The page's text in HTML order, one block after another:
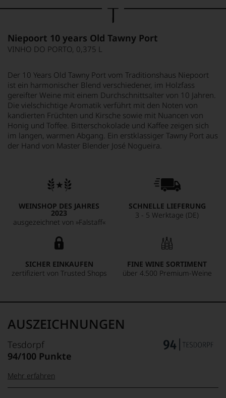
Niepoort 10 years Old Tawny Port
VINHO DO PORTO, 0,375 L
Der 10 Years Old Tawny Port vom Traditionshaus Niepoort
ist ein harmonischer Blend verschiedener, im Holzfass
gereifter Weine mit einem Durchschnittsalter von 10 Jahren.
Die vielschichtige Aromatik verführt mit den Noten von
kandierten Früchten und Kirsche sowie mit Nuancen von
Honig und Toffee. Bitterschokolade und Kaffee zeigen sich
im langen, warmen Abgang. Ein erstklassiger Tawny Port aus
der Hand von Master Blender José Nogueira.
WEINSHOP DES JAHRES
2023
ausgezeichnet von »Falstaff«
SCHNELLE LIEFERUNG
3 - 5 Werktage (DE)
SICHER EINKAUFEN
zertifiziert von Trusted Shops
FINE WINE SORTIMENT
über 4.500 Premium-Weine
AUSZEICHNUNGEN
Tesdorpf
94/100 Punkte
Mehr erfahren